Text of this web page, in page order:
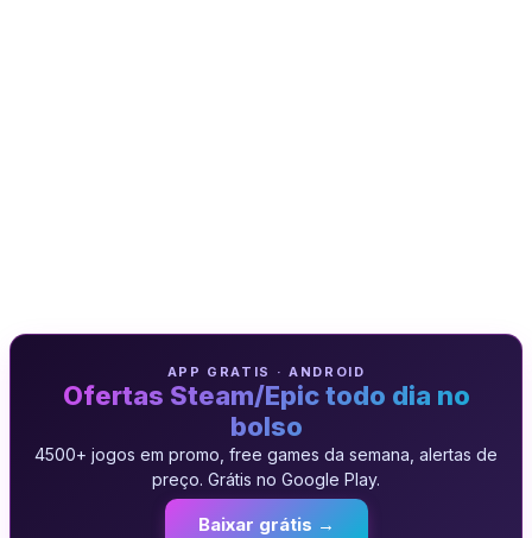
APP GRATIS · ANDROID
Ofertas Steam/Epic todo dia no
bolso
4500+ jogos em promo, free games da semana, alertas de
preço. Grátis no Google Play.
Baixar grátis →